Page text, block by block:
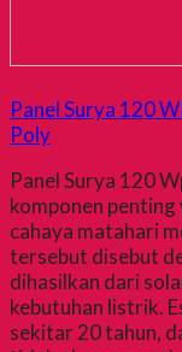
Panel Surya 120
Poly
Panel Surya 120
komponen
cahaya matahari
tersebut disebut
dihasilkan dari
kebutuhan listrik.
sekitar 20 tahun,